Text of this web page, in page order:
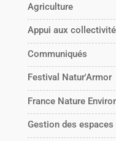
Agriculture
Appui aux
Communiqués
Festival Natur'Armor
France Nature
Gestion des espaces